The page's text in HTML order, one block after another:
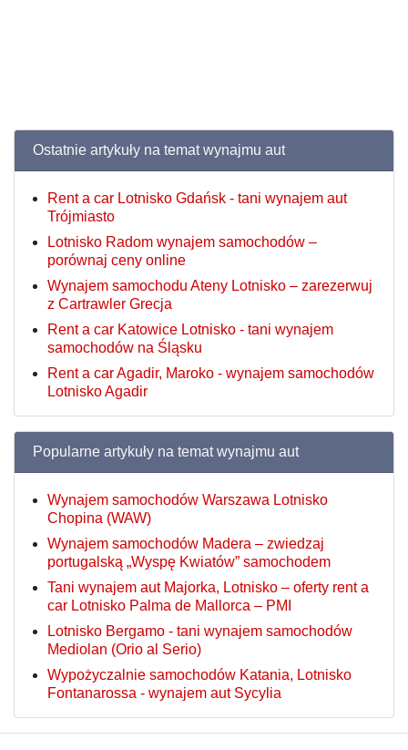
Ostatnie artykuły na temat wynajmu aut
Rent a car Lotnisko Gdańsk - tani wynajem aut
Trójmiasto
Lotnisko Radom wynajem samochodów –
porównaj ceny online
Wynajem samochodu Ateny Lotnisko – zarezerwuj
z Cartrawler Grecja
Rent a car Katowice Lotnisko - tani wynajem
samochodów na Śląsku
Rent a car Agadir, Maroko - wynajem samochodów
Lotnisko Agadir
Popularne artykuły na temat wynajmu aut
Wynajem samochodów Warszawa Lotnisko
Chopina (WAW)
Wynajem samochodów Madera – zwiedzaj
portugalską „Wyspę Kwiatów” samochodem
Tani wynajem aut Majorka, Lotnisko – oferty rent a
car Lotnisko Palma de Mallorca – PMI
Lotnisko Bergamo - tani wynajem samochodów
Mediolan (Orio al Serio)
Wypożyczalnie samochodów Katania, Lotnisko
Fontanarossa - wynajem aut Sycylia